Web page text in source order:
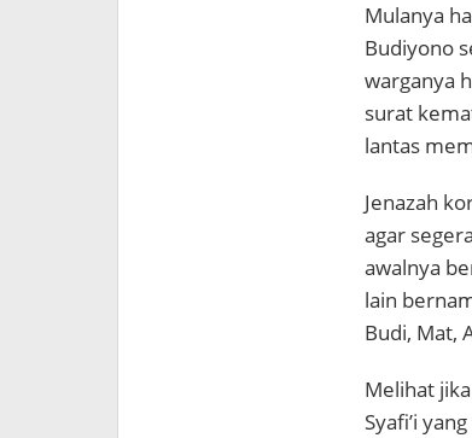
Mulanya
Budiyono
warganya
surat
lantas
Jenazah
agar
awalnya
lain
Budi, Mat,
Melihat
Syafi’i